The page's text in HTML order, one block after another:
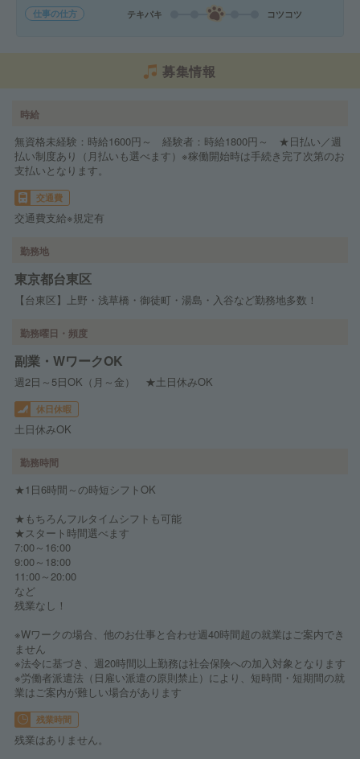
仕事の仕方 テキパキ コツコツ
募集情報
時給
無資格未経験：時給1600円～ 経験者：時給1800円～ ★日払い／週
払い制度あり（月払いも選べます）※稼働開始時は手続き完了次第のお
支払いとなります。
交通費
交通費支給※規定有
勤務地
東京都台東区
【台東区】上野・浅草橋・御徒町・湯島・入谷など勤務地多数！
勤務曜日・頻度
副業・WワークOK
週2日～5日OK（月～金） ★土日休みOK
休日休暇
土日休みOK
勤務時間
★1日6時間～の時短シフトOK
★もちろんフルタイムシフトも可能
★スタート時間選べます
7:00～16:00
9:00～18:00
11:00～20:00
など
残業なし！
※Wワークの場合、他のお仕事と合わせ週40時間超の就業はご案内でき
ません
※法令に基づき、週20時間以上勤務は社会保険への加入対象となります
※労働者派遣法（日雇い派遣の原則禁止）により、短時間・短期間の就
業はご案内が難しい場合があります
残業時間
残業はありません。